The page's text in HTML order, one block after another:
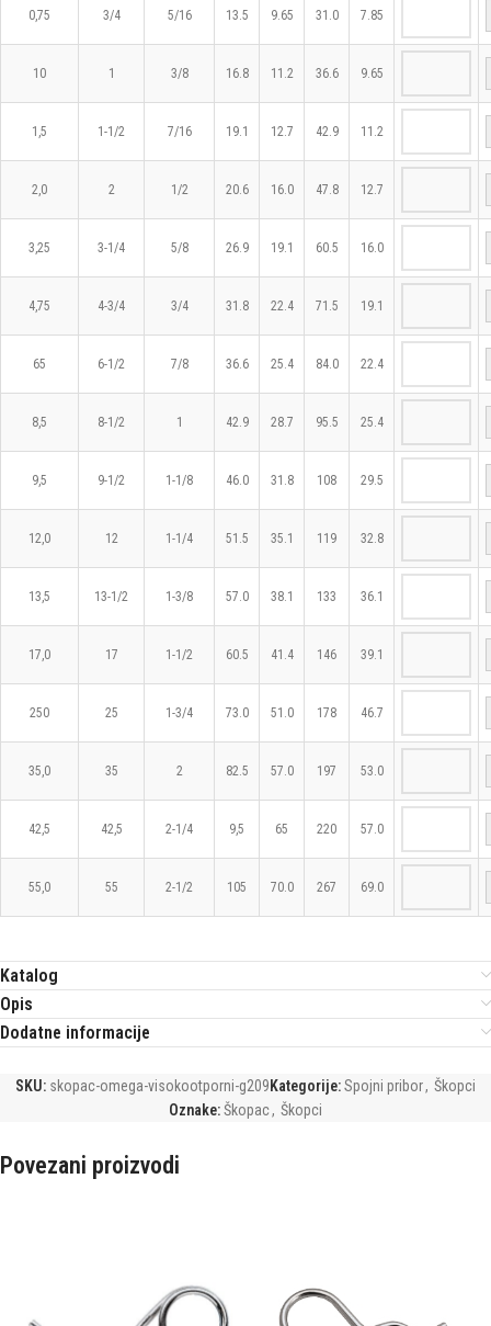
0,75 3/4 5/16 13.5 9.65 31.0 7.85
10 1 3/8 16.8 11.2 36.6 9.65
1,5 1-1/2 7/16 19.1 12.7 42.9 11.2
2,0 2 1/2 20.6 16.0 47.8 12.7
3,25 3-1/4 5/8 26.9 19.1 60.5 16.0
4,75 4-3/4 3/4 31.8 22.4 71.5 19.1
65 6-1/2 7/8 36.6 25.4 84.0 22.4
8,5 8-1/2 1 42.9 28.7 95.5 25.4
9,5 9-1/2 1-1/8 46.0 31.8 108 29.5
12,0 12 1-1/4 51.5 35.1 119 32.8
13,5 13-1/2 1-3/8 57.0 38.1 133 36.1
17,0 17 1-1/2 60.5 41.4 146 39.1
250 25 1-3/4 73.0 51.0 178 46.7
35,0 35 2 82.5 57.0 197 53.0
42,5 42,5 2-1/4 9,5 65 220 57.0
55,0 55 2-1/2 105 70.0 267 69.0
Katalog
Opis
Dodatne informacije
SKU: skopac-omega-visokootporni-g209Kategorije:Spojni pribor, Škopci
Oznake:Škopac, Škopci
Povezani proizvodi